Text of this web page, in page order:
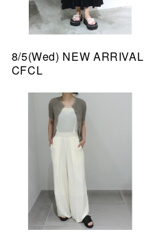
8/5(Wed) NEW ARRIVAL
CFCL